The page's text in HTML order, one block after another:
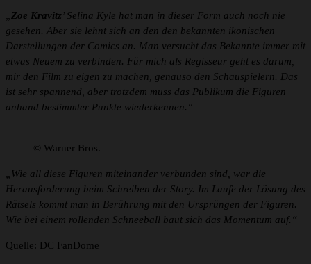
„Zoe Kravitz ’ Selina Kyle hat man in dieser Form auch noch nie
gesehen. Aber sie lehnt sich an den den bekannten ikonischen
Darstellungen der Comics an. Man versucht das Bekannte immer mit
etwas Neuem zu verbinden. Für mich als Regisseur geht es darum,
mir den Film zu eigen zu machen, genauso den Schauspielern. Das
ist sehr spannend, aber trotzdem muss das Publikum die Figuren
anhand bestimmter Punkte wiederkennen.“
© Warner Bros.
„Wie all diese Figuren miteinander verbunden sind, war die
Herausforderung beim Schreiben der Story. Im Laufe der Lösung des
Rätsels kommt man in Berührung mit den Ursprüngen der Figuren.
Wie bei einem rollenden Schneeball baut sich das Momentum auf.“
Quelle: DC FanDome